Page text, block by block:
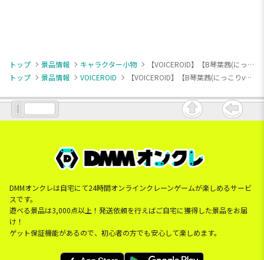
トップ 景品情報 キャラクター小物
【VOICEROID】【B琴葉茜(にっこりver./目閉じ)】琴葉姉妹 ボイスマスコット
トップ
景品情報 VOICEROID 【VOICEROID】【B琴葉茜(にっこりver./目閉じ)】琴葉姉妹 ボイスマスコット
DMMオンクレは自宅にて24時間オンラインクレーンゲームが楽しめるサービ
スです。
遊べる景品は3,000点以上！発送依頼を行えばご自宅に獲得した景品をお届
け！
ゲット保証機能があるので、初心者の方でも安心して楽しめます。